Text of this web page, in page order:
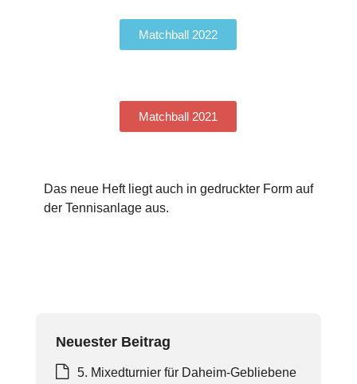
Matchball 2022
Matchball 2021
Das neue Heft liegt auch in gedruckter Form auf
der Tennisanlage aus.
Neuester Beitrag
5. Mixedturnier für Daheim-Gebliebene